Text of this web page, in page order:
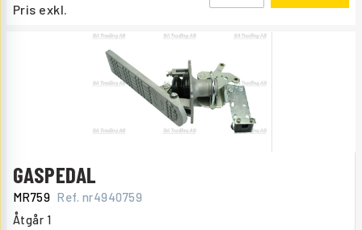
Pris exkl.
GASPEDAL
MR759 Ref. nr4940759
Åtgår 1